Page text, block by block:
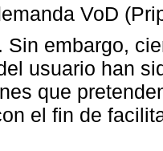
VoD
Sin embargo,
usuario han
que
el fin de